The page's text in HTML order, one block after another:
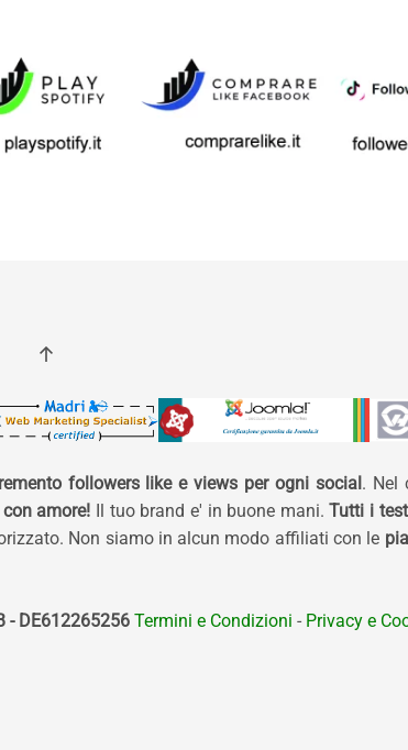
followers like e views per ogni social. Nel
amore! Il tuo brand e' in buone mani.Tutti i
Non siamo in alcun modo affiliati con le
- DE612265256Termini e Condizioni - Privacy e